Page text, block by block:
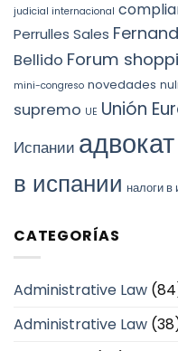
judicial internacional
Perrulles Sales
Bellido Forum
mini-congreso novedades
supremo UE Unión
Испании
в испании налоги в
CATEGORÍAS
Administrative Law
Administrative Law